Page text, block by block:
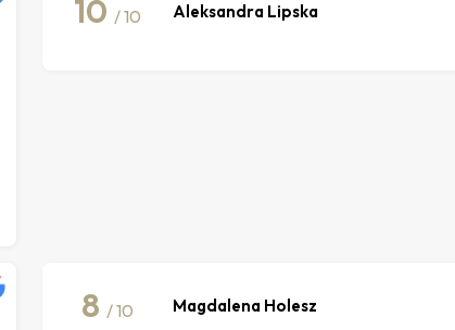
10 / 10 Aleksandra Lipska
8 / 10 Magdalena Holesz